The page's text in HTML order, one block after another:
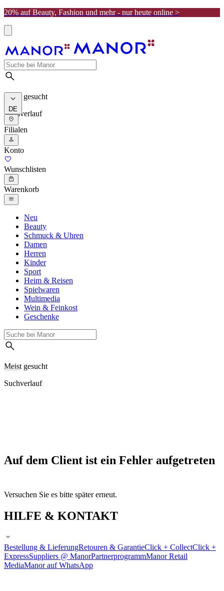
20% auf Beauty, Fashion und mehr - nur heute online >
Meist gesucht
Suchverlauf
DE
Filialen
Konto
Wunschlisten
Warenkorb
Neu
Beauty
Schmuck & Uhren
Damen
Herren
Kinder
Sport
Heim & Reisen
Spielwaren
Multimedia
Wein & Feinkost
Geschenke
Meist gesucht
Suchverlauf
Auf dem Client ist ein Fehler aufgetreten
Versuchen Sie es bitte später erneut.
HILFE & KONTAKT
Bestellung & LieferungRetouren & GarantieClick + CollectClick +
ExpressSuppliers @ ManorPartnerprogrammManor Retail
MediaManor auf WhatsApp